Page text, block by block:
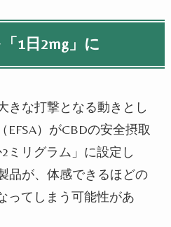
1日2mg」に
きな打撃となる動きとし
）がCBDの安全摂取
ミリグラム」に設定し
品が、体感できるほどの
ってしまう可能性があ